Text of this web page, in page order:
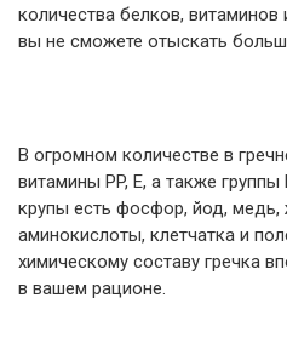
количества белков,
вы не сможете отыскать
В огромном количестве в
витамины PP, E, а также
крупы есть фосфор, йод,
аминокислоты, клетчатка и
химическому составу гречка
в вашем рационе.